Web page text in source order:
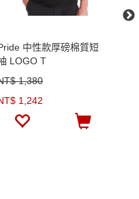
中性款厚磅棉質短
LOGO T
1,380
1,242